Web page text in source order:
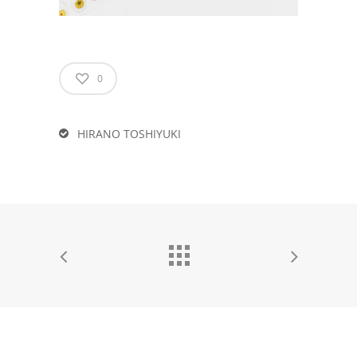
0
HIRANO TOSHIYUKI